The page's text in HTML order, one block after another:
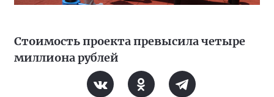
Стоимость проекта превысила четыре
миллиона рублей